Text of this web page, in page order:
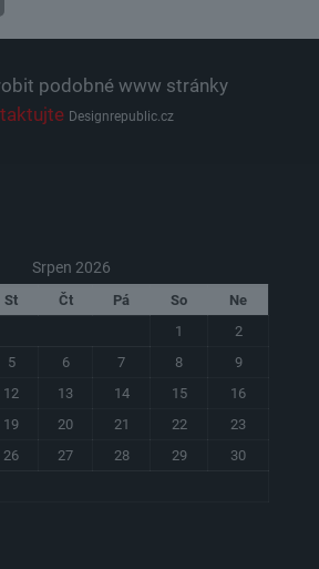
podobné www stránky
Designrepublic.cz
Srpen 2026
St Čt Pá So
Ne
1
2
5 6 7 8
9
12 13 14 15
16
19 20 21 22
23
26 27 28 29
30